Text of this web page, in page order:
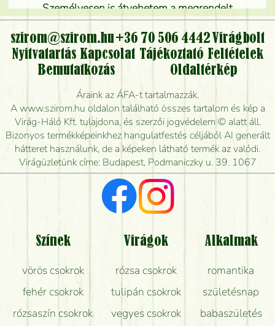
Személyesen is átvehetem a megrendelt
virágcsokrot, vagy csak virágküldéssel, kiszállítással
kérhető?
Vidékre is lehet rendelni?
Meddig rendelhetek virágküldést úgy, hogy még ma
kiszállítsák?
Mennyire gyorsan tudják elkészíteni a csokrot, és
mikor tudják leghamarabb kiszállítani?
Vörös rózsát keresek, van önöknél?
Milyen visszajelzést kapok a virágküldésről?
Tényleg azt kapom, ami a képen van?
Mit kell tudni a virágcsokrok szállításáról?
Hogy marad a lehető legtovább friss a csokor?
Tudok adventi koszorút vásárolni boltban?
szirom@szirom.hu +36 70 506 4442 Virágbolt
Nyitvatartás Kapcsolat Tájékoztató Feltételek
Bemutatkozás
Oldaltérkép
Áraink az ÁFA-t tartalmazzák.
A www.szirom.hu oldalon található összes tartalom és kép a
Virág-Háló Kft. tulajdona, és szerzői jogvédelem © alatt áll.
Bizonyos termékképeinkhez hangulatfestés céljából AI generált
hátteret használunk, de a képeken látható termék az valódi.
Virágüzletünk címe: Budapest, Podmaniczky u. 39. 1067
Színek
vörös csokrok
fehér csokrok
rózsaszín csokrok
Virágok
rózsa csokrok
tulipán csokrok
vegyes csokrok
Alkalmak
romantika
születésnap
babaszületés